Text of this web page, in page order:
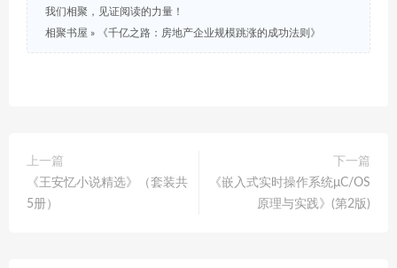
我们相聚，见证阅读的力量！
相聚书屋 » 《千亿之路：房地产企业规模跳涨的成功法则》
上一篇
《王安忆小说精选》（套装共
5册）
下一篇
《嵌入式实时操作系统μC/OS
原理与实践》(第2版)